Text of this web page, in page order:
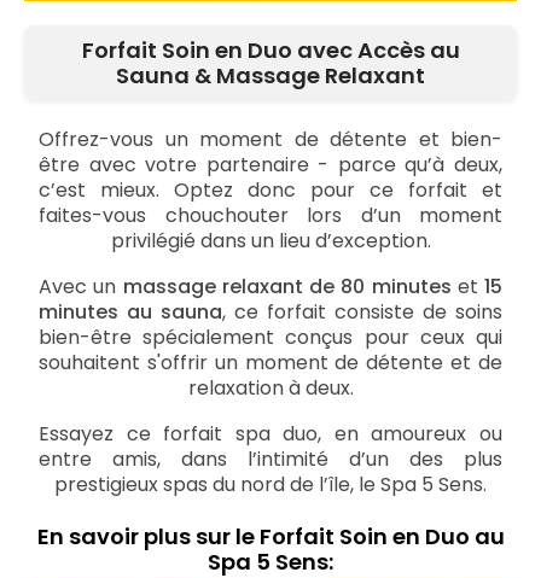
Forfait Soin en Duo avec Accès au
Sauna & Massage Relaxant
Offrez-vous un moment de détente et bien-
être avec votre partenaire - parce qu’à deux,
c’est mieux. Optez donc pour ce forfait et
faites-vous chouchouter lors d’un moment
privilégié dans un lieu d’exception.
Avec un massage relaxant de 80 minutes et 15
minutes au sauna, ce forfait consiste de soins
bien-être spécialement conçus pour ceux qui
souhaitent s'offrir un moment de détente et de
relaxation à deux.
Essayez ce forfait spa duo, en amoureux ou
entre amis, dans l’intimité d’un des plus
prestigieux spas du nord de l’île, le Spa 5 Sens.
En savoir plus sur le Forfait Soin en Duo au
Spa 5 Sens: